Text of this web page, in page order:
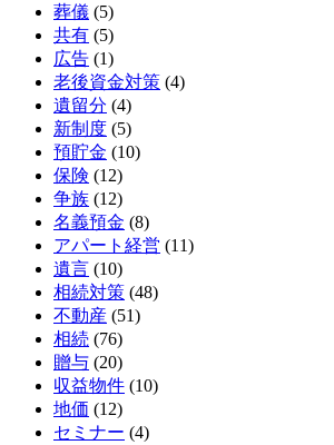
葬儀 (5)
共有 (5)
広告 (1)
老後資金対策 (4)
遺留分 (4)
新制度 (5)
預貯金 (10)
保険 (12)
争族 (12)
名義預金 (8)
アパート経営 (11)
遺言 (10)
相続対策 (48)
不動産 (51)
相続 (76)
贈与 (20)
収益物件 (10)
地価 (12)
セミナー (4)